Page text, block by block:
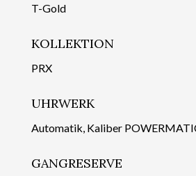
T-Gold
KOLLEKTION
PRX
UHRWERK
Automatik, Kaliber
GANGRESERVE